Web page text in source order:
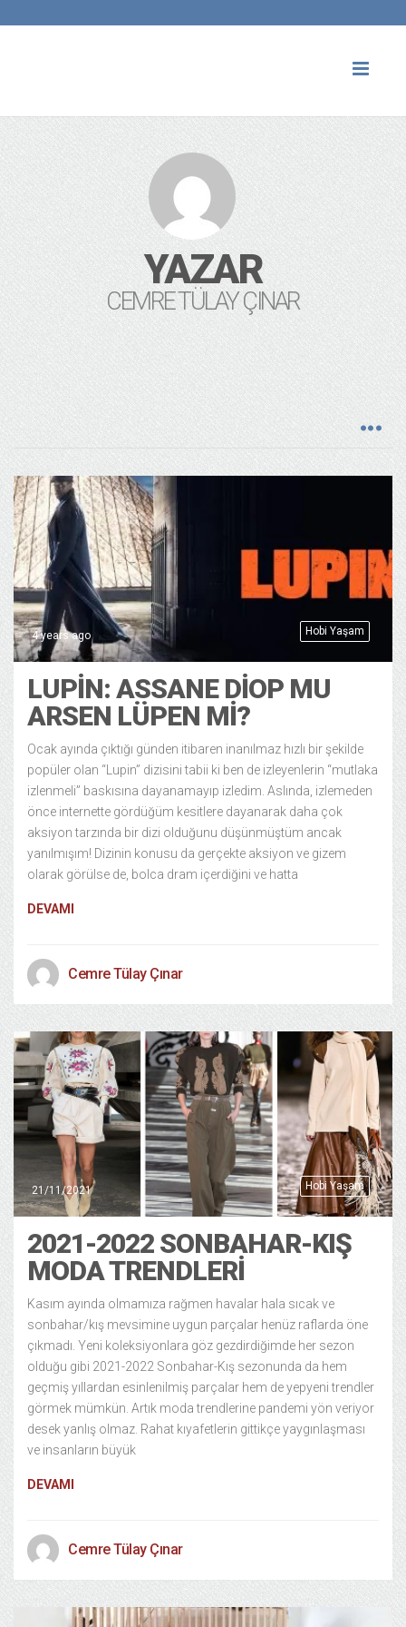
YAZAR
CEMRE TÜLAY ÇINAR
Hobi Yaşam
4 years ago
LUPIN: ASSANE DIOP MU
ARSEN LÜPEN MI?
Ocak ayında çıktığı günden itibaren inanılmaz hızlı bir şekilde
popüler olan “Lupin” dizisini tabii ki ben de izleyenlerin “mutlaka
izlenmeli” baskısına dayanamayıp izledim. Aslında, izlemeden
önce internette gördüğüm kesitlere dayanarak daha çok
aksiyon tarzında bir dizi olduğunu düşünmüştüm ancak
yanılmışım! Dizinin konusu da gerçekte aksiyon ve gizem
olarak görülse de, bolca dram içerdiğini ve hatta
DEVAMI
Cemre Tülay Çınar
Hobi Yaşam
21/11/2021
2021-2022 SONBAHAR-KIŞ
MODA TRENDLERI
Kasım ayında olmamıza rağmen havalar hala sıcak ve
sonbahar/kış mevsimine uygun parçalar henüz raflarda öne
çıkmadı. Yeni koleksiyonlara göz gezdirdiğimde her sezon
olduğu gibi 2021-2022 Sonbahar-Kış sezonunda da hem
geçmiş yıllardan esinlenilmiş parçalar hem de yepyeni trendler
görmek mümkün. Artık moda trendlerine pandemi yön veriyor
desek yanlış olmaz. Rahat kıyafetlerin gittikçe yaygınlaşması
ve insanların büyük
DEVAMI
Cemre Tülay Çınar